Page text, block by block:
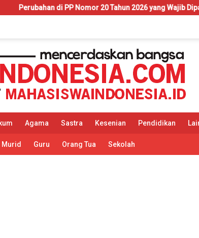
Nomor 20 Tahun 2026 yang Wajib Dipahami Wajib Pajak
Agama Sastra Kesenian Pendidikan
Murid Guru Orang Tua Sekolah